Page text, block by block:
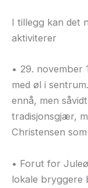
I tillegg kan det
aktiviterer
• 29. november
med øl i
ennå, men
tradisjonsgjær,
Christensen
• Forut for
lokale bryggere